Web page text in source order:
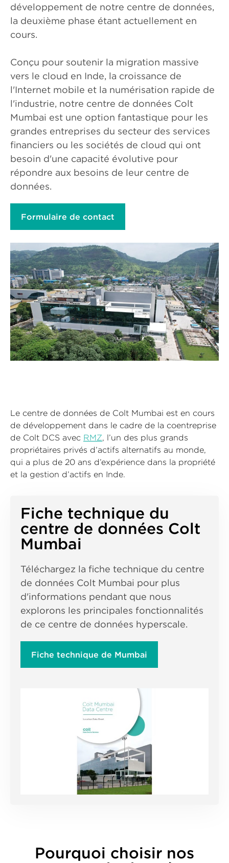
développement de notre centre de données,
la deuxième phase étant actuellement en
cours.
Conçu pour soutenir la migration massive
vers le cloud en Inde, la croissance de
l'Internet mobile et la numérisation rapide de
l'industrie, notre centre de données Colt
Mumbai est une option fantastique pour les
grandes entreprises du secteur des services
financiers ou les sociétés de cloud qui ont
besoin d'une capacité évolutive pour
répondre aux besoins de leur centre de
données.
Formulaire de contact
Le centre de données de Colt Mumbai est en cours
de développement dans le cadre de la coentreprise
de Colt DCS avec RMZ, l’un des plus grands
propriétaires privés d’actifs alternatifs au monde,
qui a plus de 20 ans d’expérience dans la propriété
et la gestion d’actifs en Inde.
Fiche technique du
centre de données Colt
Mumbai
Téléchargez la fiche technique du centre
de données Colt Mumbai pour plus
d'informations pendant que nous
explorons les principales fonctionnalités
de ce centre de données hyperscale.
Fiche technique de Mumbai
Pourquoi choisir nos